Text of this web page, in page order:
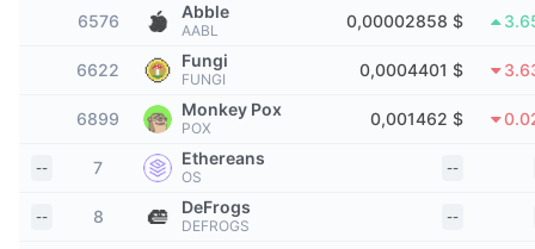
Más visitados
Sentimiento de la comunidad
Clasificación de cadenas
Mercados de predicción
Dominio de Bitcoin
Índice CoinMarketCap 20
Índice CoinMarketCap 100
Flujos de ETF
Integraciones de IA
Hub de Agentes de CMC
Mercado de Habilidades
Noticias destacadas
Bot de Telegram
Anunciar
Widgets del sitio
6576 Abble
AABL 0,00002858 $
6622 Fungi
FUNGI 0,0004401 $
6899 Monkey Pox
POX 0,001462 $
-- 7 Ethereans
OS --
-- 8 DeFrogs
DEFROGS --